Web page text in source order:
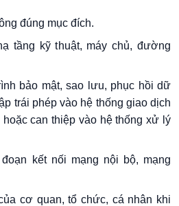
đúng mục đích.
tầng kỹ thuật, máy chủ, đường
bảo mật, sao lưu, phục hồi dữ
trái phép vào hệ thống giao dịch
can thiệp vào hệ thống xử lý
kết nối mạng nội bộ, mạng
cơ quan, tổ chức, cá nhân khi